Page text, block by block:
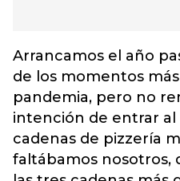
Arrancamos el año
de los momentos
pandemia, pero no
intención de entrar al
cadenas de pizzería
faltábamos nosotros,